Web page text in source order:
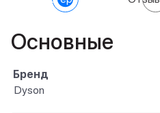
Основные
Бренд
Dyson